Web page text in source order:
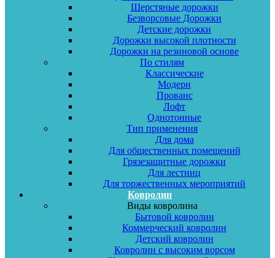
Шерстяные дорожки
Безворсовые Дорожки
Детские дорожки
Дорожки высокой плотности
Дорожки на резиновой основе
По стилям
Классические
Модерн
Прованс
Лофт
Однотонные
Тип применения
Для дома
Для общественных помещений
Грязезащитные дорожки
Для лестниц
Для торжественных мероприятий
Ковролин
Виды ковролина
Бытовой ковролин
Коммерческий ковролин
Детский ковролин
Ковролин с высоким ворсом